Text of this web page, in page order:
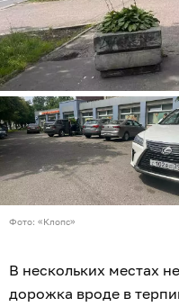
Фото: «Клопс»
В нескольких местах
дорожка вроде в